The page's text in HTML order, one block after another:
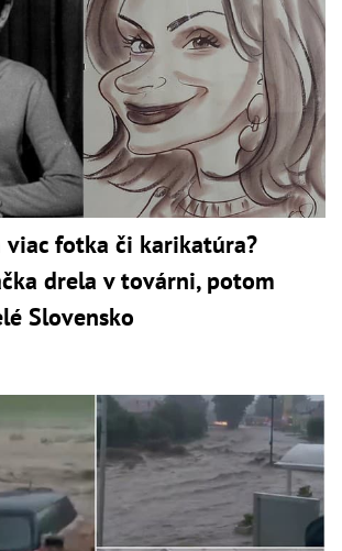
viac fotka či karikatúra?
drela v továrni, potom
Slovensko